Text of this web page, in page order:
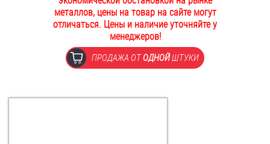
ОПЛАТА И ДОСТАВКА
Втулки
металлов, цены на товар на сайте могут
отличаться. Цены и наличие уточняйте у
менеджеров!
ПРОДАЖА ОТОДНОЙШТУКИ